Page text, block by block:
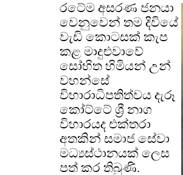
රටේම අසරණ ජනයා
වෙනුවෙන් තම දිවියේ
වැඩි කොටසක් කැප
කළ මාදුළුවාවේ
සෝභිත හිමියන් උන්
වහන්සේ
විහාරාධිපතිත්වය දැරූ
කෝට්ටේ ශ්‍රී නාග
විහාරයද එක්තරා
අතකින් සමාජ සේවා
මධ්‍යස්ථානයක් ලෙස
පත් කර තිබුණි.